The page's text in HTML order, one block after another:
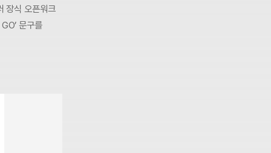
장식 오픈워크
문구를